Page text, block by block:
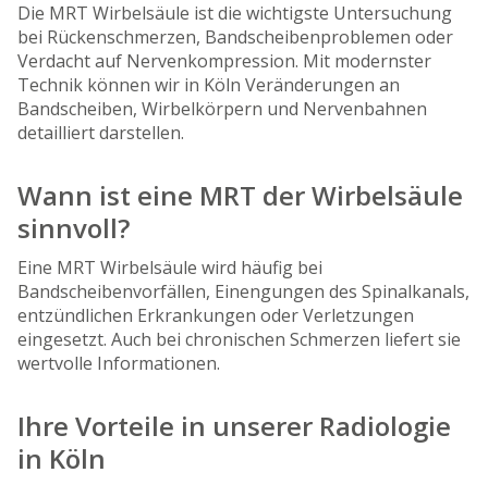
Die MRT Wirbelsäule ist die wichtigste Untersuchung
bei Rückenschmerzen, Bandscheibenproblemen oder
Verdacht auf Nervenkompression. Mit modernster
Technik können wir in Köln Veränderungen an
Bandscheiben, Wirbelkörpern und Nervenbahnen
detailliert darstellen.
Wann ist eine MRT der Wirbelsäule
sinnvoll?
Eine MRT Wirbelsäule wird häufig bei
Bandscheibenvorfällen, Einengungen des Spinalkanals,
entzündlichen Erkrankungen oder Verletzungen
eingesetzt. Auch bei chronischen Schmerzen liefert sie
wertvolle Informationen.
Ihre Vorteile in unserer Radiologie
in Köln